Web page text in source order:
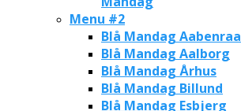
Menu #2
Blå Mandag Aabenraa
Blå Mandag Aalborg
Blå Mandag Århus
Blå Mandag Billund
Blå Mandag Esbjerg